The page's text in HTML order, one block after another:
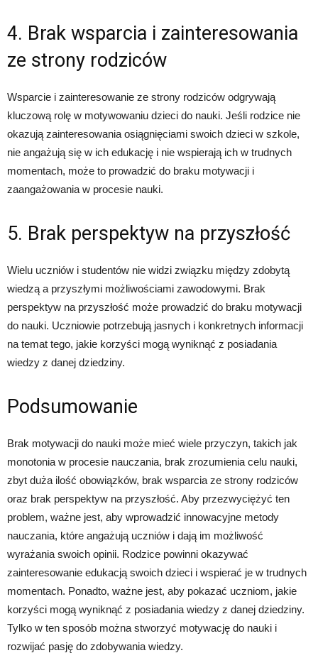
4. Brak wsparcia i zainteresowania
ze strony rodziców
Wsparcie i zainteresowanie ze strony rodziców odgrywają
kluczową rolę w motywowaniu dzieci do nauki. Jeśli rodzice nie
okazują zainteresowania osiągnięciami swoich dzieci w szkole,
nie angażują się w ich edukację i nie wspierają ich w trudnych
momentach, może to prowadzić do braku motywacji i
zaangażowania w procesie nauki.
5. Brak perspektyw na przyszłość
Wielu uczniów i studentów nie widzi związku między zdobytą
wiedzą a przyszłymi możliwościami zawodowymi. Brak
perspektyw na przyszłość może prowadzić do braku motywacji
do nauki. Uczniowie potrzebują jasnych i konkretnych informacji
na temat tego, jakie korzyści mogą wyniknąć z posiadania
wiedzy z danej dziedziny.
Podsumowanie
Brak motywacji do nauki może mieć wiele przyczyn, takich jak
monotonia w procesie nauczania, brak zrozumienia celu nauki,
zbyt duża ilość obowiązków, brak wsparcia ze strony rodziców
oraz brak perspektyw na przyszłość. Aby przezwyciężyć ten
problem, ważne jest, aby wprowadzić innowacyjne metody
nauczania, które angażują uczniów i dają im możliwość
wyrażania swoich opinii. Rodzice powinni okazywać
zainteresowanie edukacją swoich dzieci i wspierać je w trudnych
momentach. Ponadto, ważne jest, aby pokazać uczniom, jakie
korzyści mogą wyniknąć z posiadania wiedzy z danej dziedziny.
Tylko w ten sposób można stworzyć motywację do nauki i
rozwijać pasję do zdobywania wiedzy.